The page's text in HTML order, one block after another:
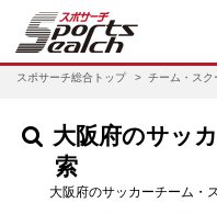
スポサーチ総合トップ チーム・スク
大阪府のサッ
索
大阪府のサッカーチーム・